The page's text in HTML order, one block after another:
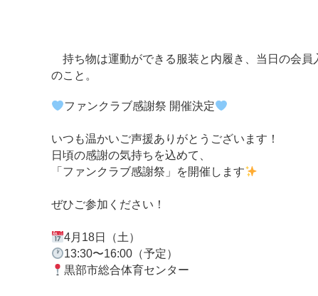
持ち物は運動ができる服装と内履き、当日の会
のこと。
ファンクラブ感謝祭 開催決定
いつも温かいご声援ありがとうございます！
日頃の感謝の気持ちを込めて、
「ファンクラブ感謝祭」を開催します
ぜひご参加ください！
4月18日（土）
13:30〜16:00（予定）
黒部市総合体育センター